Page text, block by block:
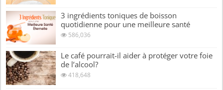
3 ingrédients toniques de boisson
quotidienne pour une meilleure santé
586,036
Le café pourrait-il aider à protéger votre foie
de l’alcool?
418,648